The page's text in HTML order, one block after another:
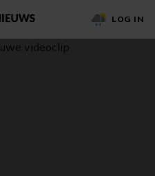
LOG IN